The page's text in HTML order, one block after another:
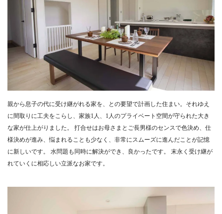
親から息子の代に受け継がれる家を、との要望で計画した住まい。それゆえ
に間取りに工夫をこらし、家族1人、1人のプライベート空間が守られた大き
な家が仕上がりました。 打合せはお母さまとご長男様のセンスで色決め、仕
様決めが進み、悩まれることも少なく、非常にスムーズに進んだことが記憶
に新しいです。 水問題も同時に解決ができ、良かったです。 末永く受け継が
れていくに相応しい立派なお家です。